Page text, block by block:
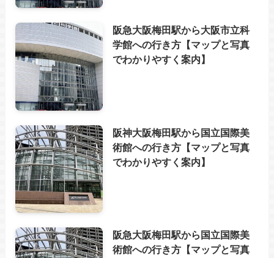
阪急大阪梅田駅から大阪市立科
学館への行き方【マップと写真
でわかりやすく案内】
阪神大阪梅田駅から国立国際美
術館への行き方【マップと写真
でわかりやすく案内】
阪急大阪梅田駅から国立国際美
術館への行き方【マップと写真